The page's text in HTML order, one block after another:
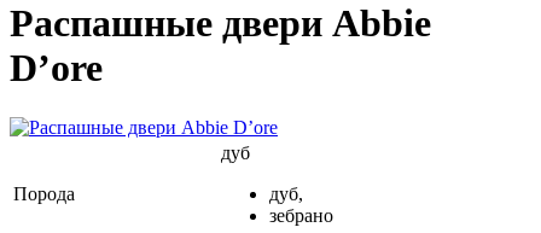
Распашные двери Abbie
D’ore
Порода
дуб
дуб,
зебрано